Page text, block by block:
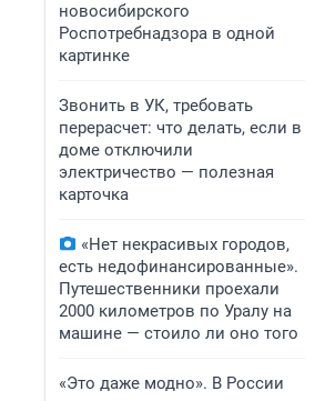
новосибирского
Роспотребнадзора в одной
картинке
Звонить в УК, требовать
перерасчет: что делать, если в
доме отключили
электричество — полезная
карточка
«Нет некрасивых городов,
есть недофинансированные».
Путешественники проехали
2000 километров по Уралу на
машине — стоило ли оно того
«Это даже модно». В России